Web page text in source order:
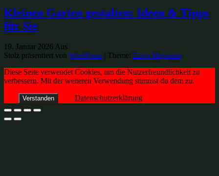
Kleinen Garten gestalten: Ideen & Tipps
für Sie
19. Januar 2026 Aus
Stolz präsentiert von WordPress | Theme: Envo Magazine
Diese Seite verwendet Cookies, um die Nutzerfreundlichkeit zu
verbessern. Mit der weiteren Verwendung stimmst du dem zu.
Verstanden Datenschutzerklärung